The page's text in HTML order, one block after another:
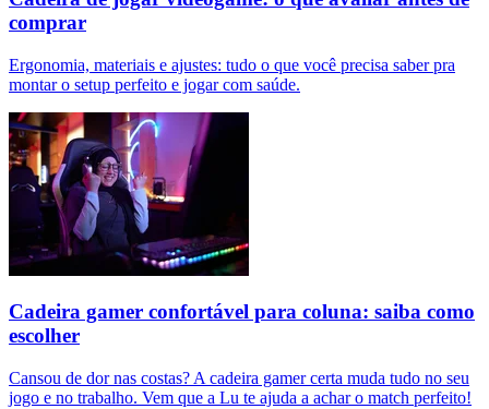
comprar
Ergonomia, materiais e ajustes: tudo o que você precisa saber pra
montar o setup perfeito e jogar com saúde.
Cadeira gamer confortável para coluna: saiba como
escolher
Cansou de dor nas costas? A cadeira gamer certa muda tudo no seu
jogo e no trabalho. Vem que a Lu te ajuda a achar o match perfeito!